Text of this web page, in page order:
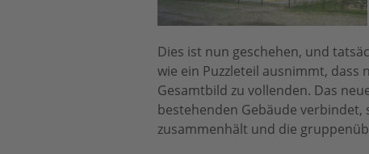
Dies ist nun geschehen, und
wie ein Puzzleteil ausnimmt,
Gesamtbild zu vollenden. Das
bestehenden Gebäude
zusammenhält und die